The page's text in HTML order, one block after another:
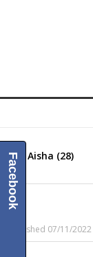
Aisha (28)
Published 07/11/2022
Facebook